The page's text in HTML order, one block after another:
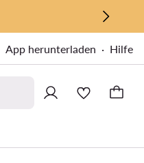
App herunterladen Hilfe